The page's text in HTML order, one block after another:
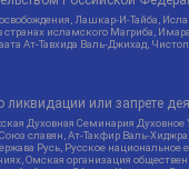
Лашкар-И-Тайба,
исламского Магриба,
Ат-Тавхида Валь-Джихад,
или запрете
Духовная Семинария Духовное
славян, Ат-Такфир Валь-
Русь, Русское национальное
Омская организация